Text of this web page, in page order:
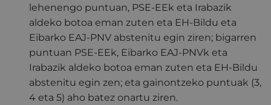
lehenengo puntuan, PSE-EEk eta Irabazik
aldeko botoa eman zuten eta EH-Bildu eta
Eibarko EAJ-PNV abstenitu egin ziren; bigarren
puntuan PSE-EEk, Eibarko EAJ-PNVk eta
Irabazik aldeko botoa eman zuten eta EH-Bildu
abstenitu egin zen; eta gainontzeko puntuak (3,
4 eta 5) aho batez onartu ziren.